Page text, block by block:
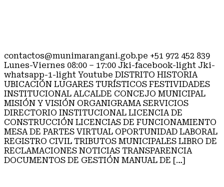
contactos@munimarangani.gob.pe +51 972 452 839
Lunes-Viernes 08:00 – 17:00 Jki-facebook-light Jki-
whatsapp-1-light Youtube DISTRITO HISTORIA
UBICACIÓN LUGARES TURÍSTICOS FESTIVIDADES
INSTITUCIONAL ALCALDE CONCEJO MUNICIPAL
MISIÓN Y VISIÓN ORGANIGRAMA SERVICIOS
DIRECTORIO INSTITUCIONAL LICENCIA DE
CONSTRUCCIÓN LICENCIAS DE FUNCIONAMIENTO
MESA DE PARTES VIRTUAL OPORTUNIDAD LABORAL
REGISTRO CIVIL TRIBUTOS MUNICIPALES LIBRO DE
RECLAMACIONES NOTICIAS TRANSPARENCIA
DOCUMENTOS DE GESTIÓN MANUAL DE […]